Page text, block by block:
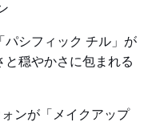
パシフィック チル」が
穏やかさに包まれる
ンが「メイクアップ